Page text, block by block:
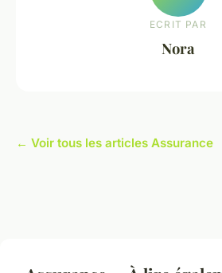
ECRIT PAR
Nora
← Voir tous les articles Assurance